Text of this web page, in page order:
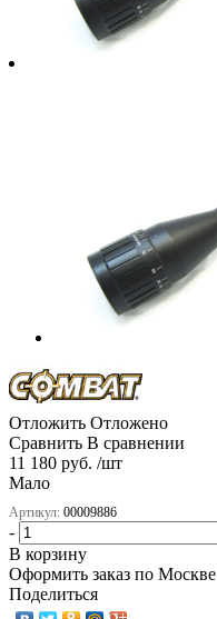
Отложить Отложено
Сравнить В сравнении
11 180 руб. /шт
Мало
Артикул: 00009886
-
В корзину
Оформить заказ по Москве
Поделиться